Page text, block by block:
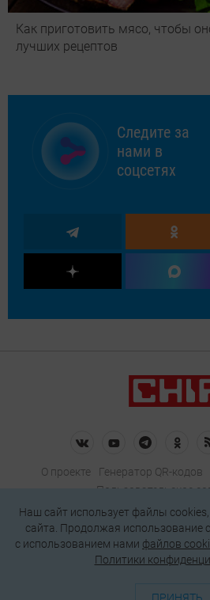
Как приготовить мясо, чтобы
лучших рецептов
Следите за
нами в
соцсетях
О проекте Генератор QR-кодов
Пользовательское
Политика
Подписаться на
127018, Москва, ул. Полковая, д. 3,
Наш сайт использует файлы
сайта. Продолжая использование
c использованием нами файлов
Политики